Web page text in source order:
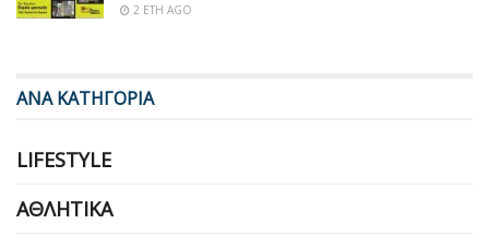
2 ΈΤΗ AGO
ΑΝΑ ΚΑΤΗΓΟΡΙΑ
LIFESTYLE
ΑΘΛΗΤΙΚΆ